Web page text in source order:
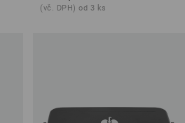
(vč. DPH) od 3 ks